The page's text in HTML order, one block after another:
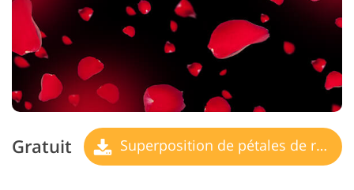
Gratuit Superposition de pétales de rose